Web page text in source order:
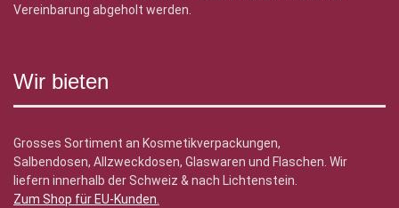
Vereinbarung abgeholt werden.
Wir bieten
Grosses Sortiment an Kosmetikverpackungen,
Salbendosen, Allzweckdosen, Glaswaren und Flaschen. Wir
liefern innerhalb der Schweiz & nach Lichtenstein.
Zum Shop für EU-Kunden.